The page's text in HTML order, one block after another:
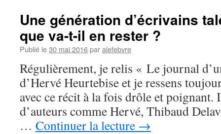
Une génération d’écrivains
que va-t-il en rester ?
Publié le30 mai 2016paralefebvre
Régulièrement, je relis « Le journal
d’Hervé Heurtebise et je ressens
avec ce récit à la fois drôle et poignant.
d’auteurs comme Hervé, Thibaud
… Continuer la lecture →